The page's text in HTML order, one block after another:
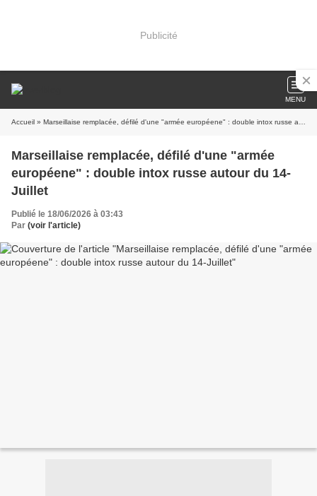
Publicité
MENU
Accueil » Marseillaise remplacée, défilé d'une "armée européene" : double intox russe autour du 14-Juillet
Marseillaise remplacée, défilé d'une "armée
européene" : double intox russe autour du 14-
Juillet
Publié le 18/06/2026 à 03:43
Par (voir l'article)